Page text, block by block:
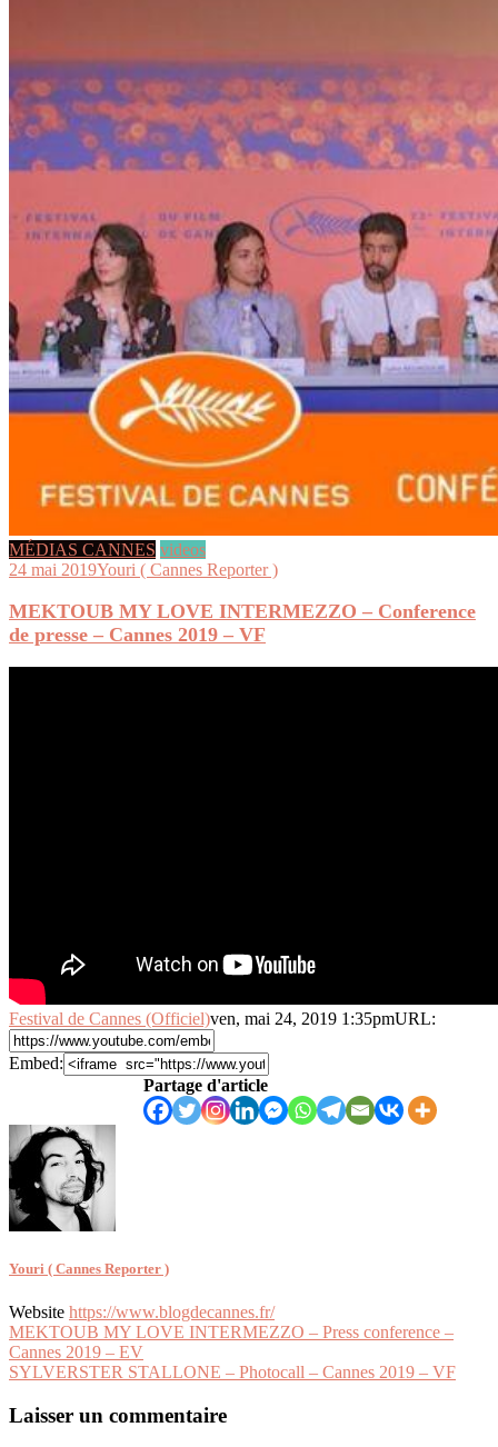
MÉDIAS CANNES videos
24 mai 2019Youri ( Cannes Reporter )
MEKTOUB MY LOVE INTERMEZZO – Conference
de presse – Cannes 2019 – VF
Festival de Cannes (Officiel)ven, mai 24, 2019 1:35pmURL:
Embed:
Partage d'article
Youri ( Cannes Reporter )
Website https://www.blogdecannes.fr/
Navigation
de
MEKTOUB MY LOVE INTERMEZZO – Press conference –
Cannes 2019 – EV
SYLVERSTER STALLONE – Photocall – Cannes 2019 – VF
Laisser un commentaire